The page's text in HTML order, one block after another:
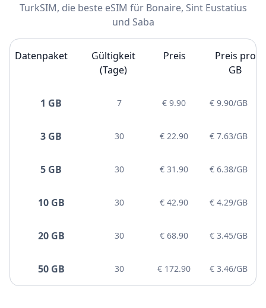
TurkSIM, die beste eSIM für Bonaire, Sint Eustatius
und Saba
Datenpaket
Gültigkeit
(Tage)
Preis
Preis pro
GB
1 GB 7 € 9.90 € 9.90/GB
3 GB 30 € 22.90 € 7.63/GB
5 GB 30 € 31.90 € 6.38/GB
10 GB 30 € 42.90 € 4.29/GB
20 GB 30 € 68.90 € 3.45/GB
50 GB 30 € 172.90 € 3.46/GB